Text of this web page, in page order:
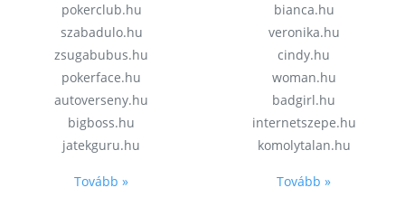
pokerclub.hu
szabadulo.hu
zsugabubus.hu
pokerface.hu
autoverseny.hu
bigboss.hu
jatekguru.hu
Tovább »
bianca.hu
veronika.hu
cindy.hu
woman.hu
badgirl.hu
internetszepe.hu
komolytalan.hu
Tovább »